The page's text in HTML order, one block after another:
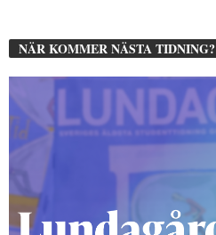
NÄR KOMMER NÄSTA TIDNING?